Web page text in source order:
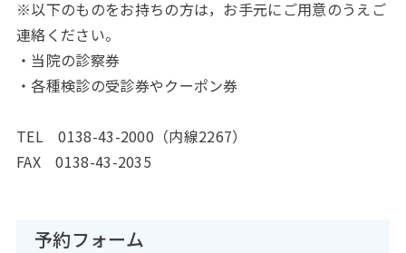
※以下のものをお持ちの方は，お手元にご用意のうえご
連絡ください。
・当院の診察券
・各種検診の受診券やクーポン券
TEL 0138-43-2000（内線2267）
FAX 0138-43-2035
予約フォーム